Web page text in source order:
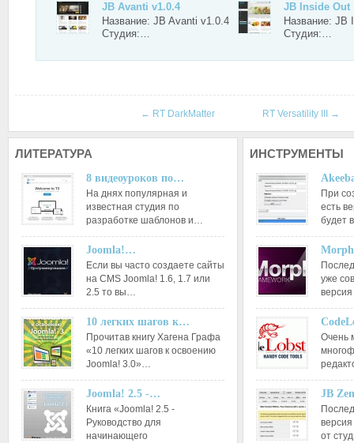
JB Avanti v1.0.4
Название: JB Avanti v1.0.4
Студия:…
JB Inside Out
Название: JB
Студия:…
← RT DarkMatter RT Versatility III →
ЛИТЕРАТУРА
8 видеоуроков по…
На днях популярная и
известная студия по
разработке шаблонов и…
Joomla!…
Если вы часто создаете сайты
на CMS Joomla! 1.6, 1.7 или
2.5 то вы…
10 легких шагов к…
Прочитав книгу Хагена Графа
«10 легких шагов к освоению
Joomla! 3.0»…
Joomla! 2.5 -…
Книга «Joomla! 2.5 -
Руководство для
начинающего
ИНСТРУМЕНТЫ
При
есть
будет
уже
Очень
JB
от